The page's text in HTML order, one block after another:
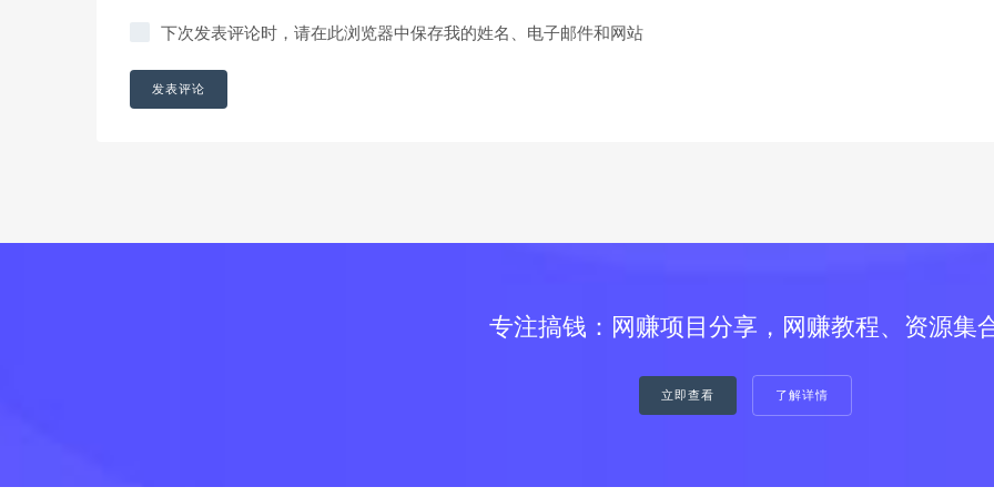
下次发表评论时，请在此浏览器中保存我的姓名、电子邮件和网站
专注搞钱：网赚项目分享，网赚教程、资源集
立即查看 了解详情